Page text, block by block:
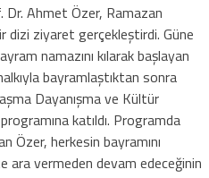
Dr. Ahmet Özer, Ramazan
dizi ziyaret gerçekleştirdi. Güne
namazını kılarak başlayan
bayramlaştıktan sonra
Dayanışma ve Kültür
katıldı. Programda
Özer, herkesin bayramını
vermeden devam edeceğinin